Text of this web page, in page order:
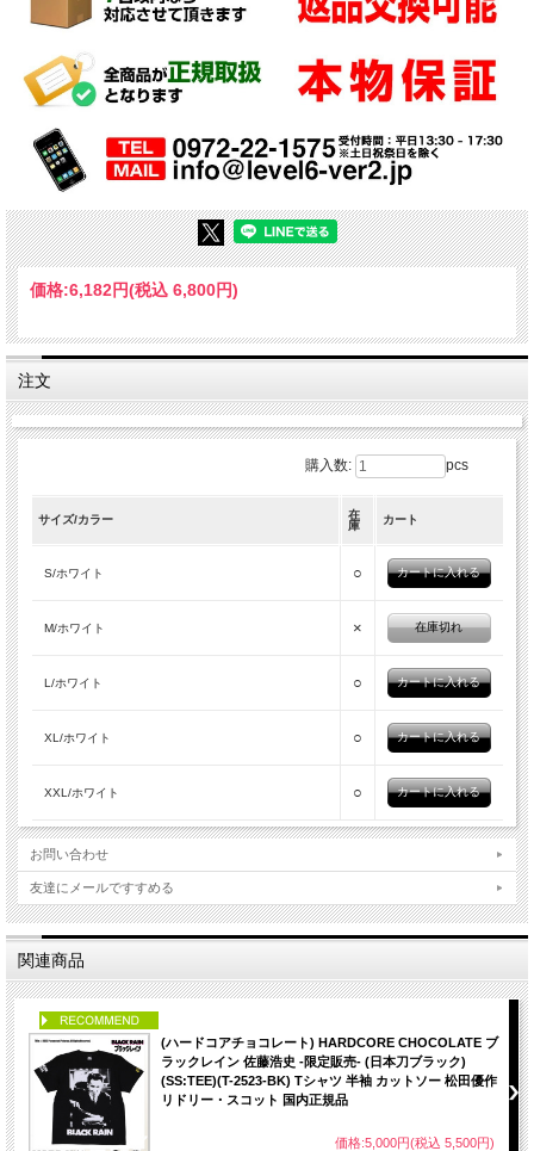
価格:6,182円(税込 6,800円)
注文
購入数: pcs
サイズ/カラー
在
庫
カート
S/ホワイト ○
M/ホワイト × 在庫切れ
L/ホワイト ○
XL/ホワイト ○
XXL/ホワイト ○
お問い合わせ
友達にメールですすめる
関連商品
(ハードコアチョコレート) HARDCORE CHOCOLATE ブ
ラックレイン 佐藤浩史 -限定販売- (日本刀ブラック)
(SS:TEE)(T-2523-BK) Tシャツ 半袖 カットソー 松田優作
リドリー・スコット 国内正規品
価格:5,000円(税込 5,500円)